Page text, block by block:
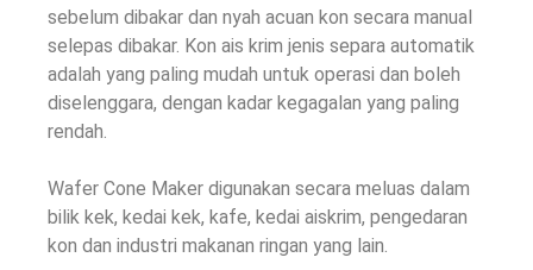
sebelum dibakar dan nyah acuan kon secara manual
selepas dibakar. Kon ais krim jenis separa automatik
adalah yang paling mudah untuk operasi dan boleh
diselenggara, dengan kadar kegagalan yang paling
rendah.
Wafer Cone Maker digunakan secara meluas dalam
bilik kek, kedai kek, kafe, kedai aiskrim, pengedaran
kon dan industri makanan ringan yang lain.